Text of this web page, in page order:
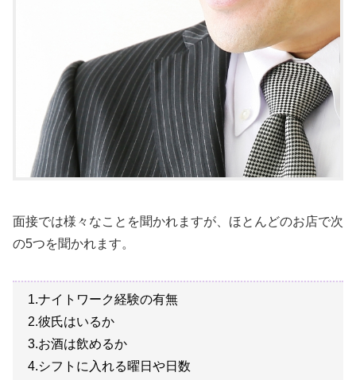
面接では様々なことを聞かれますが、ほとんどのお店で次
の5つを聞かれます。
1.ナイトワーク経験の有無
2.彼氏はいるか
3.お酒は飲めるか
4.シフトに入れる曜日や日数